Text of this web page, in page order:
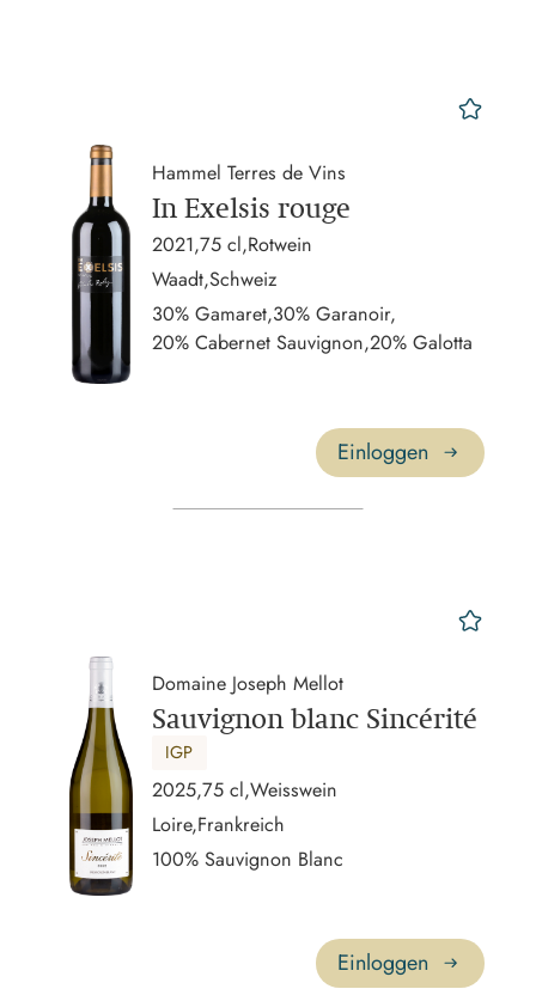
Hammel Terres de Vins
In Exelsis rouge
Rotwein
2021,75 cl,
Schweiz
Waadt,
30% Gamaret,30% Garanoir,
20% Cabernet Sauvignon,20% Galotta
Einloggen
Domaine Joseph Mellot
Sauvignon blanc Sincérité
IGP
Weisswein
2025,75 cl,
Frankreich
Loire,
100% Sauvignon Blanc
Einloggen